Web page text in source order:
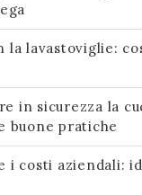
la lavastoviglie:
in sicurezza la
buone pratiche
i costi aziendali: